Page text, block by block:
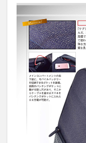
のケ
ブラ
ーバ
ージ
ョ
ン！
2
そし
てつ
いに
届い